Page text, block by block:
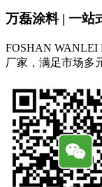
万磊涂料 | 一站
FOSHAN WANLEI
厂家，满足市场多